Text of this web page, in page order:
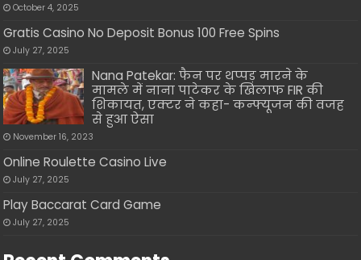
October 4, 2025
Gratis Casino No Deposit Bonus 100 Free Spins
July 27, 2025
Nana Patekar: फैन पर थप्पड़ मारने के
मामले में नाना पाटेकर के खिलाफ FIR की
शिकायत, एक्टर ने कहा- कन्फ्यूजन की वजह
से हुआ ऐसा
November 16, 2023
Online Roulette Casino Live
July 27, 2025
Play Baccarat Card Game
July 27, 2025